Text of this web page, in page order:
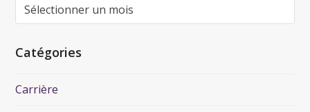
Catégories
Carrière